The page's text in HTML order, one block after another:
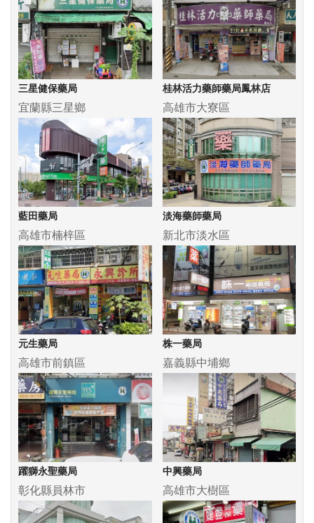
三星健保藥局
宜蘭縣三星鄉
桂林活力藥師藥局鳳林店
高雄市大寮區
藍田藥局
高雄市楠梓區
淡海藥師藥局
新北市淡水區
元生藥局
高雄市前鎮區
株一藥局
嘉義縣中埔鄉
躍獅永聖藥局
彰化縣員林市
中興藥局
高雄市大樹區